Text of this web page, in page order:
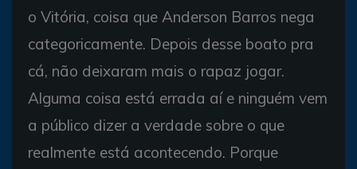
o Vitória, coisa que Anderson Barros nega
categoricamente. Depois desse boato pra
cá, não deixaram mais o rapaz jogar.
Alguma coisa está errada aí e ninguém vem
a público dizer a verdade sobre o que
realmente está acontecendo. Porque